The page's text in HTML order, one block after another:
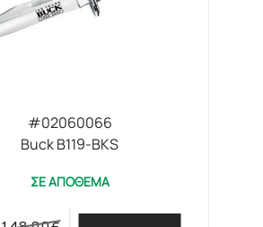
#02060066
Buck B119-BKS
ΣΕ ΑΠΟΘΕΜΑ